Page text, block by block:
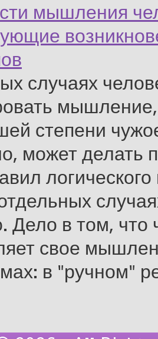
мышления
случаях
степени
может делать
Дело в том, что
свое
в "ручном"